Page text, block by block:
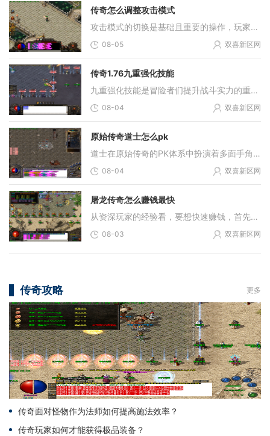
传奇怎么调整攻击模式
攻击模式的切换是基础且重要的操作，玩家需要先明确当前所处的游戏环境，官方服务器与私人服务器在攻击模式修改权限上有本质区别。官方服务器禁止玩家对底层攻击逻辑进行更改
08-05 双喜新区网
传奇1.76九重强化技能
九重强化技能是冒险者们提升战斗实力的重要途径。朋友们需要先深入了解自己职业的技能系统，明确不同技能的作用和使用场合，有针对性地进行强化。通过仔细研究游戏中的技能强
08-04 双喜新区网
原始传奇道士怎么pk
道士在原始传奇的PK体系中扮演着多面手角色，其战斗核心在于技能组合的合理运用。符咒术作为基础攻击手段，具有冷却时间短的特点，适合作为连招的起始技能。毒术在PK中能施加持
08-04 双喜新区网
屠龙传奇怎么赚钱最快
从资深玩家的经验看，要想快速赚钱，首先得搞清楚游戏里各种道具和装备的价值，这样才能在交易市场里做好买卖。很多赚钱的途径都需要你投入不少时间和精力，比如通过完成任务
08-03 双喜新区网
传奇攻略 更多
传奇面对怪物作为法师如何提高施法效率？
传奇玩家如何才能获得极品装备？